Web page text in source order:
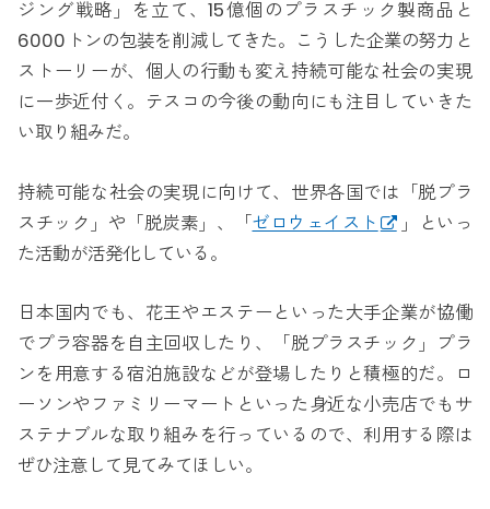
ジング戦略」を立て、15億個のプラスチック製商品と
6000トンの包装を削減してきた。こうした企業の努力と
ストーリーが、個人の行動も変え持続可能な社会の実現
に一歩近付く。テスコの今後の動向にも注目していきた
い取り組みだ。
持続可能な社会の実現に向けて、世界各国では「脱プラ
スチック」や「脱炭素」、「ゼロウェイスト
」といっ
た活動が活発化している。
日本国内でも、花王やエステーといった大手企業が協働
でプラ容器を自主回収したり、「脱プラスチック」プラ
ンを用意する宿泊施設などが登場したりと積極的だ。ロ
ーソンやファミリーマートといった身近な小売店でもサ
ステナブルな取り組みを行っているので、利用する際は
ぜひ注意して見てみてほしい。